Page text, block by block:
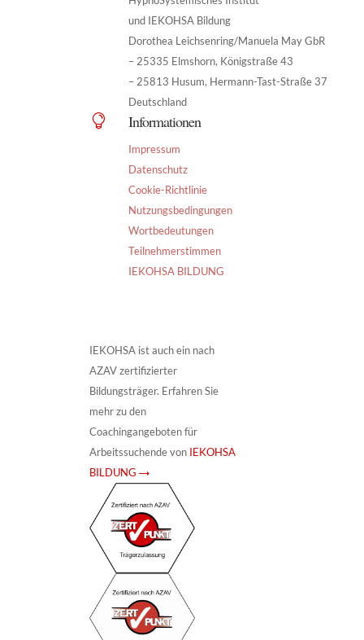
und IEKOHSA Bildung
Dorothea Leichsenring/Manuela May GbR
– 25335 Elmshorn, Königstraße 43
– 25813 Husum, Hermann-Tast-Straße 37
Deutschland
 Informationen
Impressum
Datenschutz
Cookie-Richtlinie
Nutzungsbedingungen
Wortbedeutungen
Teilnehmerstimmen
IEKOHSA BILDUNG
IEKOHSA ist auch ein nach
AZAV zertifizierter
Bildungsträger. Erfahren Sie
mehr zu den
Coachingangeboten für
Arbeitssuchende von IEKOHSA
BILDUNG →